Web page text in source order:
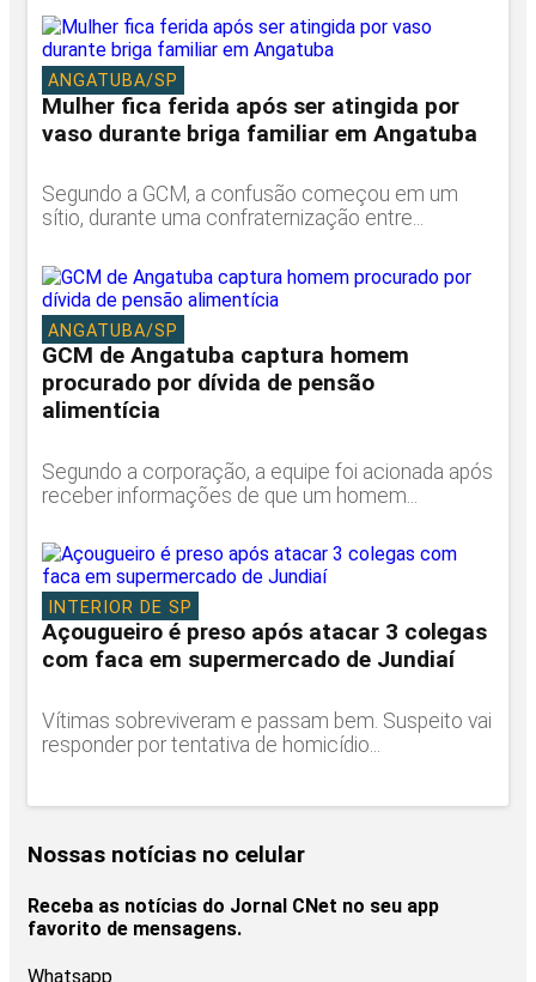
ANGATUBA/SP
Mulher fica ferida após ser atingida por
vaso durante briga familiar em Angatuba
Segundo a GCM, a confusão começou em um
sítio, durante uma confraternização entre...
ANGATUBA/SP
GCM de Angatuba captura homem
procurado por dívida de pensão
alimentícia
Segundo a corporação, a equipe foi acionada após
receber informações de que um homem...
INTERIOR DE SP
Açougueiro é preso após atacar 3 colegas
com faca em supermercado de Jundiaí
Vítimas sobreviveram e passam bem. Suspeito vai
responder por tentativa de homicídio...
Nossas notícias no celular
Receba as notícias do Jornal CNet no seu app
favorito de mensagens.
Whatsapp